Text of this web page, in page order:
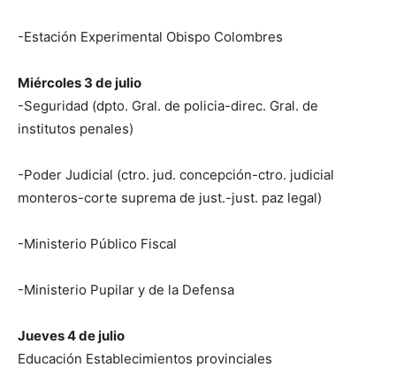
-Estación Experimental Obispo Colombres
Miércoles 3 de julio
-Seguridad (dpto. Gral. de policia-direc. Gral. de
institutos penales)
-Poder Judicial (ctro. jud. concepción-ctro. judicial
monteros-corte suprema de just.-just. paz legal)
-Ministerio Público Fiscal
-Ministerio Pupilar y de la Defensa
Jueves 4 de julio
Educación Establecimientos provinciales